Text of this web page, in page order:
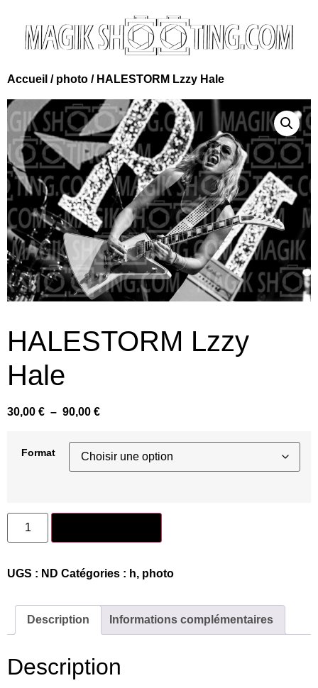
Accueil / photo / HALESTORM Lzzy Hale
HALESTORM Lzzy
Hale
30,00 € – 90,00 €
Format
UGS : ND Catégories : h, photo
Description Informations complémentaires
Description